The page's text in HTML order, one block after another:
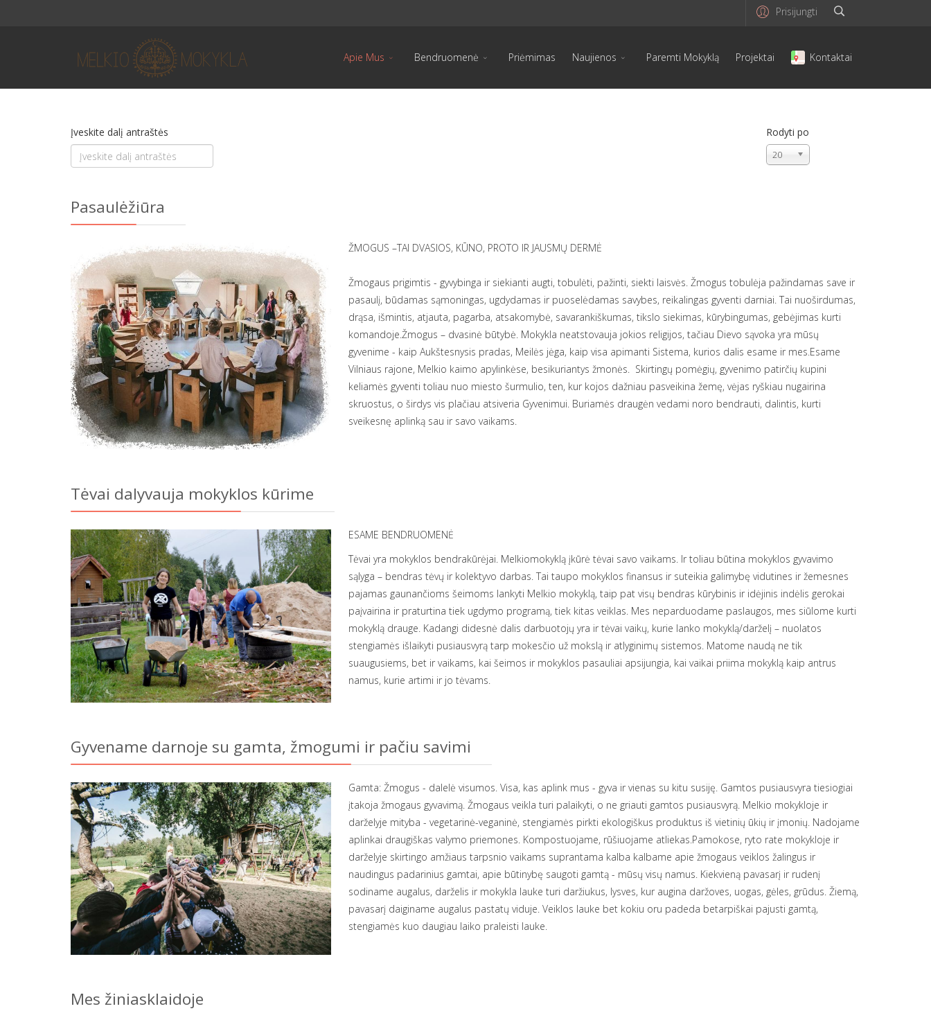
Prisijungti
Apie Mus Bendruomenė Priėmimas Naujienos Paremti Mokyklą Projektai Kontaktai
Įveskite dalį antraštės Rodyti po
20
Pasaulėžiūra
ŽMOGUS –TAI DVASIOS, KŪNO, PROTO IR JAUSMŲ DERMĖ
Žmogaus prigimtis - gyvybinga ir siekianti augti, tobulėti, pažinti, siekti laisvės. Žmogus tobulėja pažindamas save ir
pasaulį, būdamas sąmoningas, ugdydamas ir puoselėdamas savybes, reikalingas gyventi darniai. Tai nuoširdumas,
drąsa, išmintis, atjauta, pagarba, atsakomybė, savarankiškumas, tikslo siekimas, kūrybingumas, gebėjimas kurti
komandoje.Žmogus – dvasinė būtybė. Mokykla neatstovauja jokios religijos, tačiau Dievo sąvoka yra mūsų
gyvenime - kaip Aukštesnysis pradas, Meilės jėga, kaip visa apimanti Sistema, kurios dalis esame ir mes.Esame
Vilniaus rajone, Melkio kaimo apylinkėse, besikuriantys žmonės. Skirtingų pomėgių, gyvenimo patirčių kupini
keliamės gyventi toliau nuo miesto šurmulio, ten, kur kojos dažniau pasveikina žemę, vėjas ryškiau nugairina
skruostus, o širdys vis plačiau atsiveria Gyvenimui. Buriamės draugėn vedami noro bendrauti, dalintis, kurti
sveikesnę aplinką sau ir savo vaikams.
Tėvai dalyvauja mokyklos kūrime
ESAME BENDRUOMENĖ
Tėvai yra mokyklos bendrakūrėjai. Melkiomokyklą įkūrė tėvai savo vaikams. Ir toliau būtina mokyklos gyvavimo
sąlyga – bendras tėvų ir kolektyvo darbas. Tai taupo mokyklos finansus ir suteikia galimybę vidutines ir žemesnes
pajamas gaunančioms šeimoms lankyti Melkio mokyklą, taip pat visų bendras kūrybinis ir idėjinis indėlis gerokai
paįvairina ir praturtina tiek ugdymo programą, tiek kitas veiklas. Mes neparduodame paslaugos, mes siūlome kurti
mokyklą drauge. Kadangi didesnė dalis darbuotojų yra ir tėvai vaikų, kurie lanko mokyklą/darželį – nuolatos
stengiamės išlaikyti pusiausvyrą tarp mokesčio už mokslą ir atlyginimų sistemos. Matome naudą ne tik
suaugusiems, bet ir vaikams, kai šeimos ir mokyklos pasauliai apsijungia, kai vaikai priima mokyklą kaip antrus
namus, kurie artimi ir jo tėvams.
Gyvename darnoje su gamta, žmogumi ir pačiu savimi
Gamta: Žmogus - dalelė visumos. Visa, kas aplink mus - gyva ir vienas su kitu susiję. Gamtos pusiausvyra tiesiogiai
įtakoja žmogaus gyvavimą. Žmogaus veikla turi palaikyti, o ne griauti gamtos pusiausvyrą. Melkio mokykloje ir
darželyje mityba - vegetarinė-veganinė, stengiamės pirkti ekologiškus produktus iš vietinių ūkių ir įmonių. Nadojame
aplinkai draugiškas valymo priemones. Kompostuojame, rūšiuojame atliekas.Pamokose, ryto rate mokykloje ir
darželyje skirtingo amžiaus tarpsnio vaikams suprantama kalba kalbame apie žmogaus veiklos žalingus ir
naudingus padarinius gamtai, apie būtinybę saugoti gamtą - mūsų visų namus. Kiekvieną pavasarį ir rudenį
sodiname augalus, darželis ir mokykla lauke turi daržiukus, lysves, kur augina daržoves, uogas, gėles, grūdus. Žiemą,
pavasarį daiginame augalus pastatų viduje. Veiklos lauke bet kokiu oru padeda betarpiškai pajusti gamtą,
stengiamės kuo daugiau laiko praleisti lauke.
Mes žiniasklaidoje